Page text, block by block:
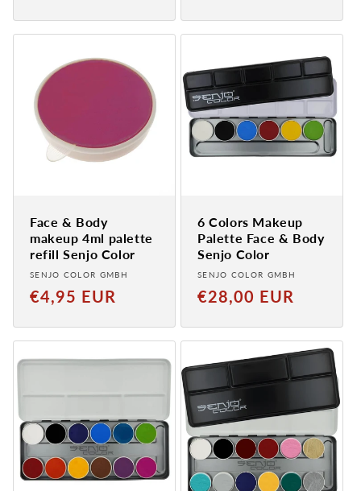
Face & Body
makeup 4ml palette
refill Senjo Color
Provider:
SENJO COLOR GMBH
Normal
€4,95 EUR
6 Colors Makeup
Palette Face & Body
Senjo Color
Provider:
SENJO COLOR GMBH
Normal
€28,00 EUR